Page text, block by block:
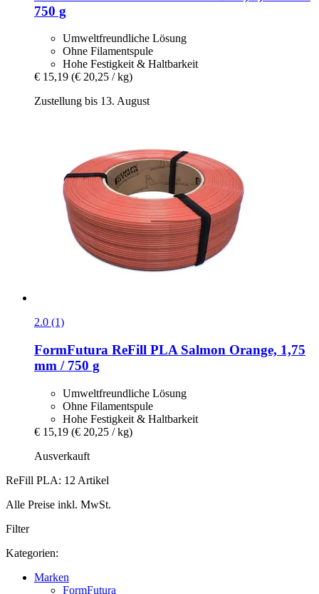
750 g
Umweltfreundliche Lösung
Ohne Filamentspule
Hohe Festigkeit & Haltbarkeit
€ 15,19 (€ 20,25 / kg)
Zustellung bis 13. August
2.0 (1)
FormFutura ReFill PLA Salmon Orange, 1,75
mm / 750 g
Umweltfreundliche Lösung
Ohne Filamentspule
Hohe Festigkeit & Haltbarkeit
€ 15,19 (€ 20,25 / kg)
Ausverkauft
ReFill PLA: 12 Artikel
Alle Preise inkl. MwSt.
Filter
Kategorien:
Marken
FormFutura